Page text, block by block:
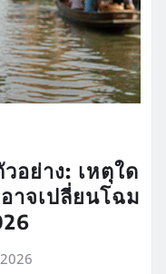
อย่าง: เหตุใด
าจเปลี่ยนโฉม